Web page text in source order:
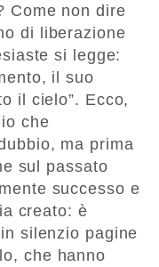
Come non dire
di liberazione
si legge:
il suo
il cielo”. Ecco,
che
ma prima
sul passato
successo e
creato: è
silenzio pagine
che hanno